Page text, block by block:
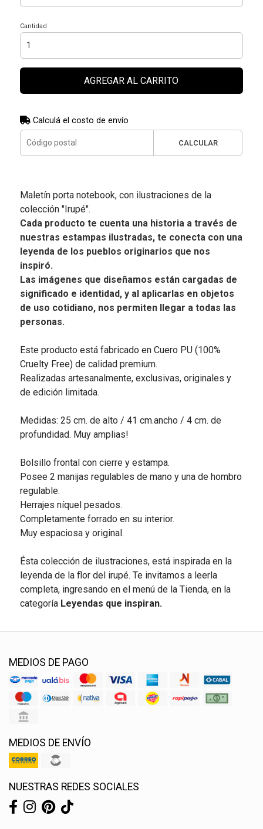
Cantidad
AGREGAR AL CARRITO
Calculá el costo de envío
CALCULAR
Maletín porta notebook, con ilustraciones de la
colección "Irupé".
Cada producto te cuenta una historia a través de
nuestras estampas ilustradas, te conecta con una
leyenda de los pueblos originarios que nos
inspiró.
Las imágenes que diseñamos están cargadas de
significado e identidad, y al aplicarlas en objetos
de uso cotidiano, nos permiten llegar a todas las
personas.
Este producto está fabricado en Cuero PU (100%
Cruelty Free) de calidad premium.
Realizadas artesanalmente, exclusivas, originales y
de edición limitada.
Medidas: 25 cm. de alto / 41 cm.ancho / 4 cm. de
profundidad. Muy amplias!
Bolsillo frontal con cierre y estampa.
Posee 2 manijas regulables de mano y una de hombro
regulable.
Herrajes níquel pesados.
Completamente forrado en su interior.
Muy espaciosa y original.
Ésta colección de ilustraciones, está inspirada en la
leyenda de la flor del irupé. Te invitamos a leerla
completa, ingresando en el menú de la Tienda, en la
categoría Leyendas que inspiran.
MEDIOS DE PAGO
MEDIOS DE ENVÍO
NUESTRAS REDES SOCIALES